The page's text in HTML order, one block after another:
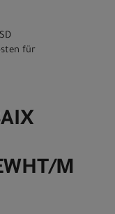
für
M